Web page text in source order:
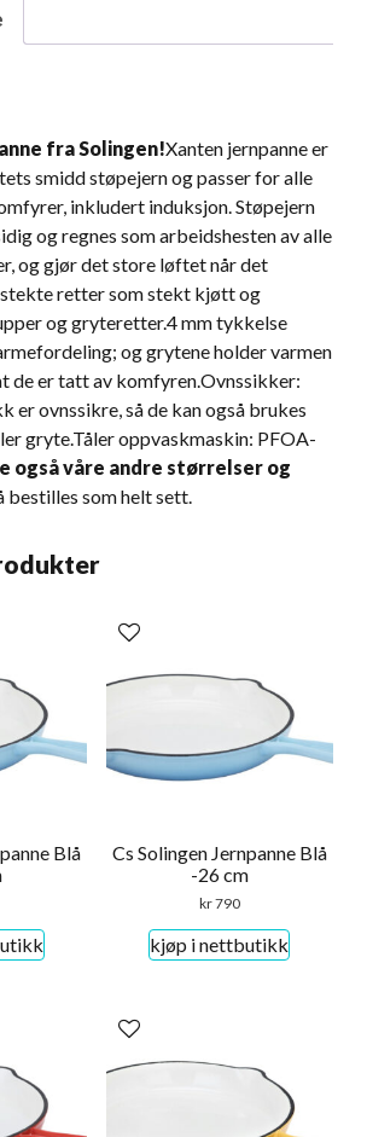
fra Solingen!Xanten jernpanne er
smidd støpejern og passer for alle
inkludert induksjon. Støpejern
og regnes som arbeidshesten av alle
og gjør det store løftet når det
retter som stekt kjøtt og
og gryteretter.4 mm tykkelse
og grytene holder varmen
de er tatt av komfyren.Ovnssikker:
er ovnssikre, så de kan også brukes
gryte.Tåler oppvaskmaskin: PFOA-
også våre andre størrelser og
bestilles som helt sett.
Blå
Cs Solingen Jernpanne Blå
-26 cm
kr790
kjøp i nettbutikk